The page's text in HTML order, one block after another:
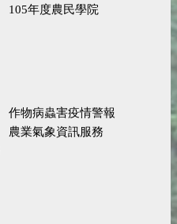
105年度農民學院
作物病蟲害疫情警報
農業氣象資訊服務